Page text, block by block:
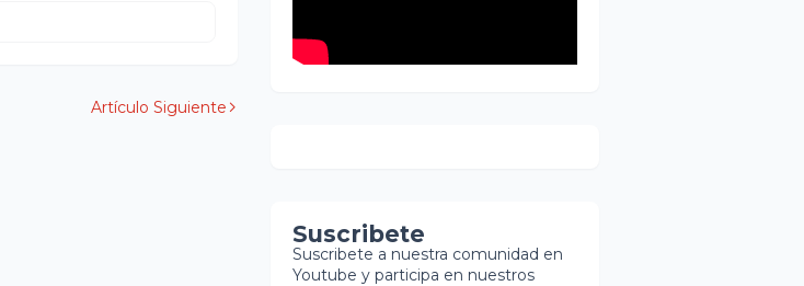
Artículo Siguiente
Suscribete
Suscribete a nuestra comunidad en
Youtube y participa en nuestros